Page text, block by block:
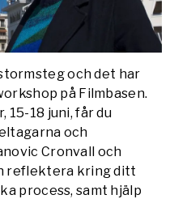
och det har
på Filmbasen.
15-18 juni, får du
och
Cronvall och
reflektera kring ditt
process, samt hjälp